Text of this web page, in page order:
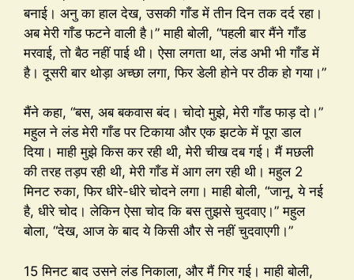
बनाई। अनु का हाल देख, उसकी गाँड में तीन दिन तक दर्द रहा।
अब मेरी गाँड फटने वाली है।” माही बोली, “पहली बार मैंने गाँड
मरवाई, तो बैठ नहीं पाई थी। ऐसा लगता था, लंड अभी भी गाँड में
है। दूसरी बार थोड़ा अच्छा लगा, फिर डेली होने पर ठीक हो गया।”
मैंने कहा, “बस, अब बकवास बंद। चोदो मुझे, मेरी गाँड फाड़ दो।”
महुल ने लंड मेरी गाँड पर टिकाया और एक झटके में पूरा डाल
दिया। माही मुझे किस कर रही थी, मेरी चीख दब गई। मैं मछली
की तरह तड़प रही थी, मेरी गाँड में आग लग रही थी। महुल 2
मिनट रुका, फिर धीरे-धीरे चोदने लगा। माही बोली, “जानू, ये नई
है, धीरे चोद। लेकिन ऐसा चोद कि बस तुझसे चुदवाए।” महुल
बोला, “देख, आज के बाद ये किसी और से नहीं चुदवाएगी।”
15 मिनट बाद उसने लंड निकाला, और मैं गिर गई। माही बोली,